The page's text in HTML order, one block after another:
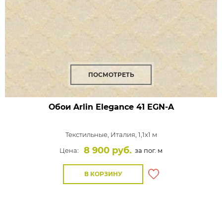
ПОСМОТРЕТЬ
Обои Arlin Elegance41 EGN-A
Текстильные, Италия, 1,1x1 м
Цена:
8 900 руб. за пог. м
В КОРЗИНУ